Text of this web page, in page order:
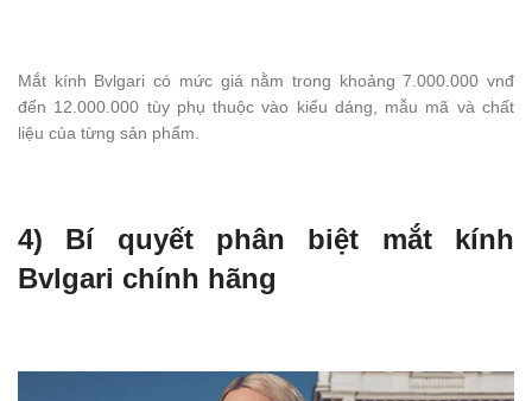
Mắt kính Bvlgari có mức giá nằm trong khoảng 7.000.000 vnđ
đến 12.000.000 tùy phụ thuộc vào kiểu dáng, mẫu mã và chất
liệu của từng sản phẩm.
4) Bí quyết phân biệt mắt kính
Bvlgari chính hãng